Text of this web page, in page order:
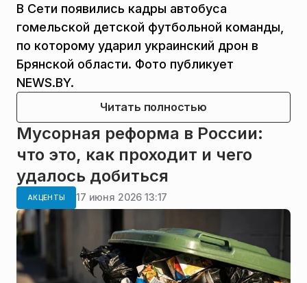
В Сети появились кадры автобуса
гомельской детской футбольной команды,
по которому ударил украинский дрон в
Брянской области. Фото публикует
NEWS.BY.
Читать полностью
Мусорная реформа в России:
что это, как проходит и чего
удалось добиться
АКЦЕНТЫ 17 июня 2026 13:17